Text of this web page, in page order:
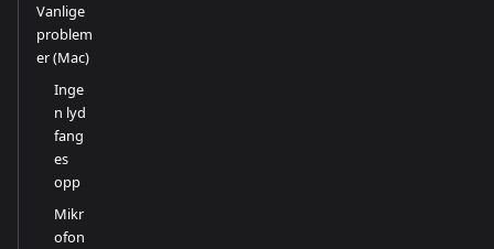
Vanlige
problem
er (Mac)
Inge
n lyd
fang
es
opp
Mikr
ofon